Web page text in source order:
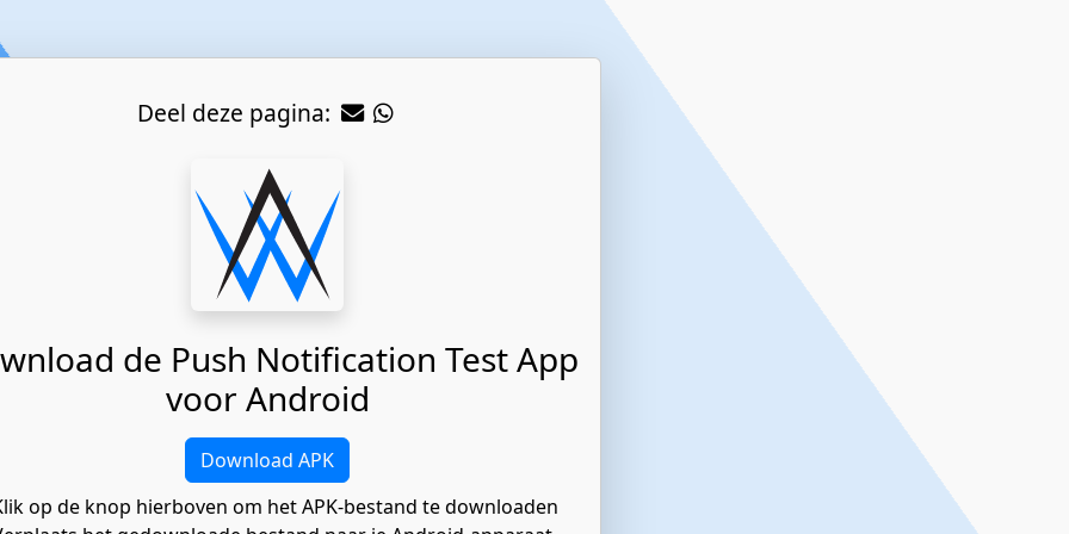
Deel deze pagina:
de Push Notification Test App
voor Android
Download APK
op de knop hierboven om het APK-bestand te downloaden